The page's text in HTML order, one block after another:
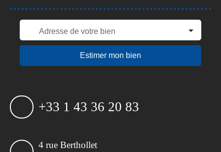
Adresse de votre bien
Estimer mon bien
+33 1 43 36 20 83
4 rue Berthollet